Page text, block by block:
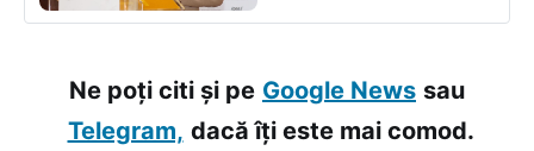
Ne poți citi și pe Google News sau
Telegram, dacă îți este mai comod.